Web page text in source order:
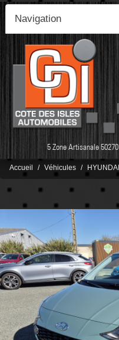
5 Zone Artisanale 50270
Navigation
Accueil Véhicules